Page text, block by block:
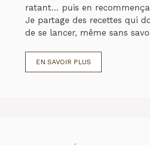
ratant… puis en
Je partage des recettes qui
de se lancer, même sans
EN SAVOIR PLUS